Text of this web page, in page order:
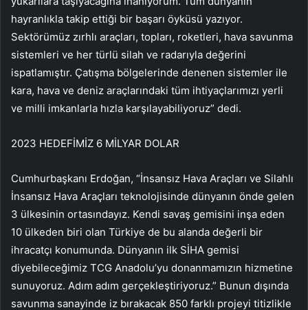
hayranlıkla takip ettiği bir başarı öyküsü yazıyor.
Sektörümüz zırhlı araçları, topları, roketleri, hava savunma
sistemleri ve her türlü silah ve radarıyla değerini
ispatlamıştır. Çatışma bölgelerinde denenen sistemler ile
kara, hava ve deniz araçlarındaki tüm ihtiyaçlarımızı yerli
ve milli imkanlarla hızla karşılayabiliyoruz” dedi.
2023 HEDEFİMİZ 6 MİLYAR DOLAR
Cumhurbaşkanı Erdoğan, “İnsansız Hava Araçları ve Silahlı
İnsansız Hava Araçları teknolojisinde dünyanın önde gelen
3 ülkesinin ortasındayız. Kendi savaş gemisini inşa eden
10 ülkeden biri olan Türkiye de bu alanda değerli bir
ihracatçı konumunda. Dünyanın ilk SİHA gemisi
diyebileceğimiz TCG Anadolu’yu donanmamızın hizmetine
sunuyoruz. Adım adım gerçekleştiriyoruz.” Bunun dışında
savunma sanayinde iz bırakacak 850 farklı projeyi titizlikle